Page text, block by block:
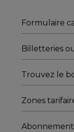
Formulaire
Billetteries
Trouvez le
Zones